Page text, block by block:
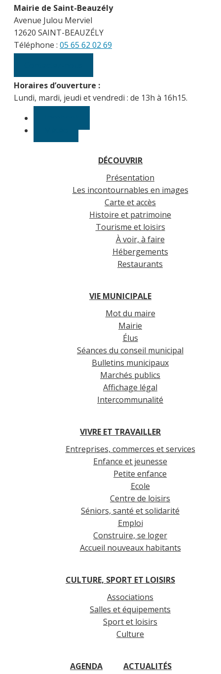
Mairie de Saint-Beauzély
Avenue Julou Merviel
12620 SAINT-BEAUZÉLY
Téléphone : 05 65 62 02 69
Horaires d’ouverture :
Lundi, mardi, jeudi et vendredi : de 13h à 16h15.
DÉCOUVRIR
Présentation
Les incontournables en images
Carte et accès
Histoire et patrimoine
Tourisme et loisirs
À voir, à faire
Hébergements
Restaurants
VIE MUNICIPALE
Mot du maire
Mairie
Élus
Séances du conseil municipal
Bulletins municipaux
Marchés publics
Affichage légal
Intercommunalité
VIVRE ET TRAVAILLER
Entreprises, commerces et services
Enfance et jeunesse
Petite enfance
Ecole
Centre de loisirs
Séniors, santé et solidarité
Emploi
Construire, se loger
Accueil nouveaux habitants
CULTURE, SPORT ET LOISIRS
Associations
Salles et équipements
Sport et loisirs
Culture
AGENDA ACTUALITÉS